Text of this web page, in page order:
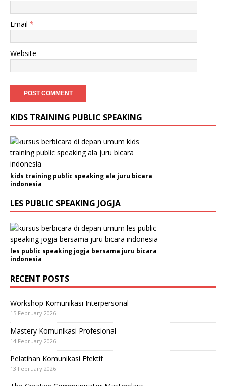
Email *
Website
KIDS TRAINING PUBLIC SPEAKING
kids training public speaking ala juru bicara
indonesia
LES PUBLIC SPEAKING JOGJA
les public speaking jogja bersama juru bicara
indonesia
RECENT POSTS
Workshop Komunikasi Interpersonal
15 February 2026
Mastery Komunikasi Profesional
14 February 2026
Pelatihan Komunikasi Efektif
13 February 2026